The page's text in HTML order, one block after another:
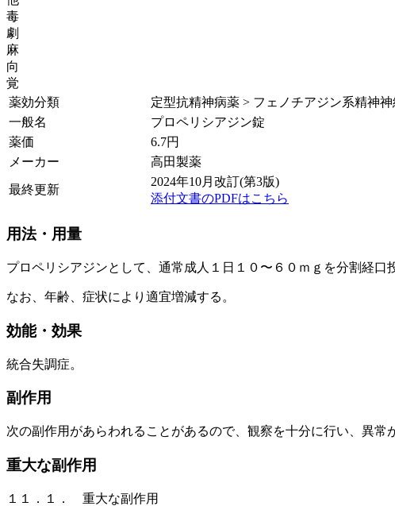
毒
劇
麻
向
覚
薬効分類
定型抗精神病薬 > フェノチアジン系精神
一般名
プロペリシアジン錠
薬価
6.7円
メーカー
高田製薬
最終更新
2024年10月改訂(第3版)
添付文書のPDFはこちら
用法・用量
プロペリシアジンとして、通常成人１日１０〜６０ｍｇを分割経口
なお、年齢、症状により適宜増減する。
効能・効果
統合失調症。
副作用
次の副作用があらわれることがあるので、観察を十分に行い、異
重大な副作用
１１．１． 重大な副作用